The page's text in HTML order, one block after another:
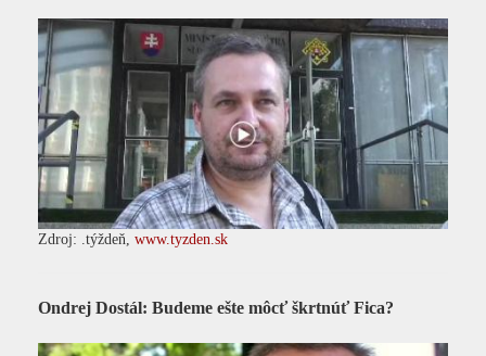
Zdroj: .týždeň, www.tyzden.sk
Ondrej Dostál: Budeme ešte môcť škrtnúť Fica?